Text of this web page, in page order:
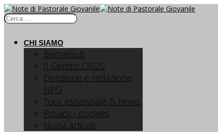
CHI SIAMO
Benvenuti
Il Centro CNOS
Direzione e redazione
NPG
Tour essenziale & News
Privacy - cookies
Nuovi articoli